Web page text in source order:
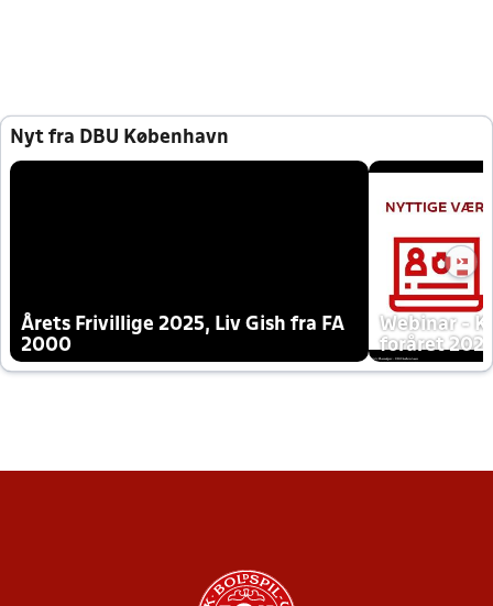
Nyt fra DBU København
Årets Frivillige 2025, Liv Gish fra FA
2000
Webinar -
foråret